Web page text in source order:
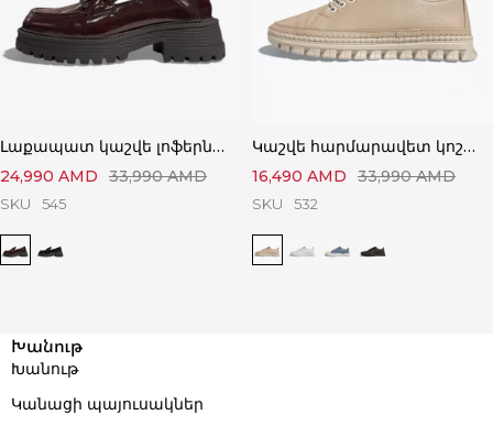
Լաքապատ կաշվե լոֆերներ՝ Կատարյալ Ստիլային
33,990AMD
24,990 AMD
SKU 545
Կաշվե հարմարավետ կոշիկներ՝ Կատարյալ Հարմարավետ
33,990AMD
16,490 AMD
SKU 532
Խանութ
Խանութ
Կանացի պայուսակներ